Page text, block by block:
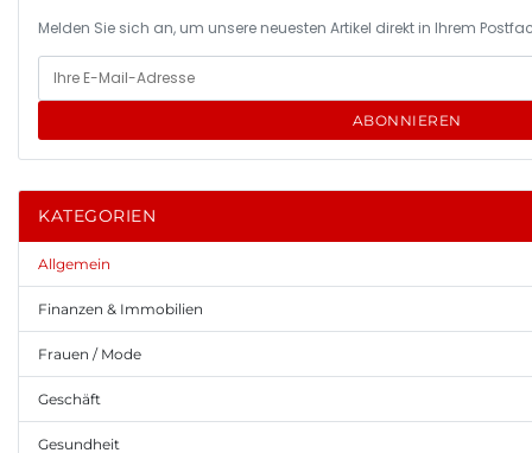
Melden Sie sich an, um unsere neuesten Artikel direkt in Ihrem
ABONNIEREN
KATEGORIEN
Allgemein
Finanzen & Immobilien
Frauen / Mode
Geschäft
Gesundheit